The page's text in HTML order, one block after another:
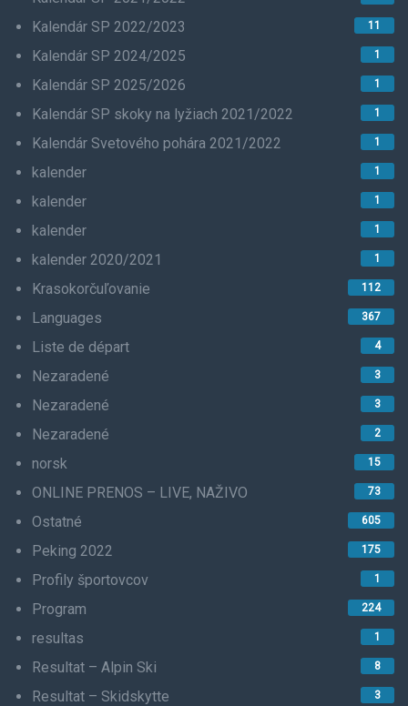
Kalendár SP 2022/2023 11
Kalendár SP 2024/2025 1
Kalendár SP 2025/2026 1
Kalendár SP skoky na lyžiach 2021/2022 1
Kalendár Svetového pohára 2021/2022 1
kalender 1
kalender 1
kalender 1
kalender 2020/2021 1
Krasokorčuľovanie 112
Languages 367
Liste de départ 4
Nezaradené 3
Nezaradené 3
Nezaradené 2
norsk 15
ONLINE PRENOS – LIVE, NAŽIVO 73
Ostatné 605
Peking 2022 175
Profily športovcov 1
Program 224
resultas 1
Resultat – Alpin Ski 8
Resultat – Skidskytte 3